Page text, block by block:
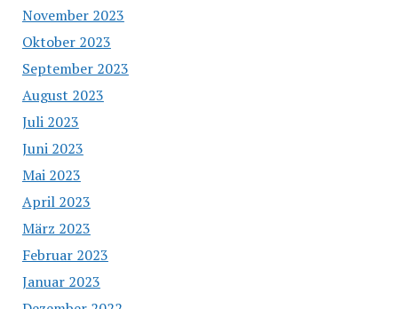
November 2023
Oktober 2023
September 2023
August 2023
Juli 2023
Juni 2023
Mai 2023
April 2023
März 2023
Februar 2023
Januar 2023